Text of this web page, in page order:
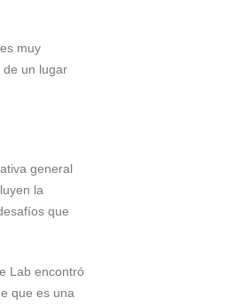
muy
de un lugar
general
la
que
Lab encontró
que es una